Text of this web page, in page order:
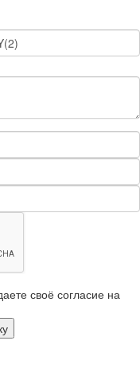
своё согласие на